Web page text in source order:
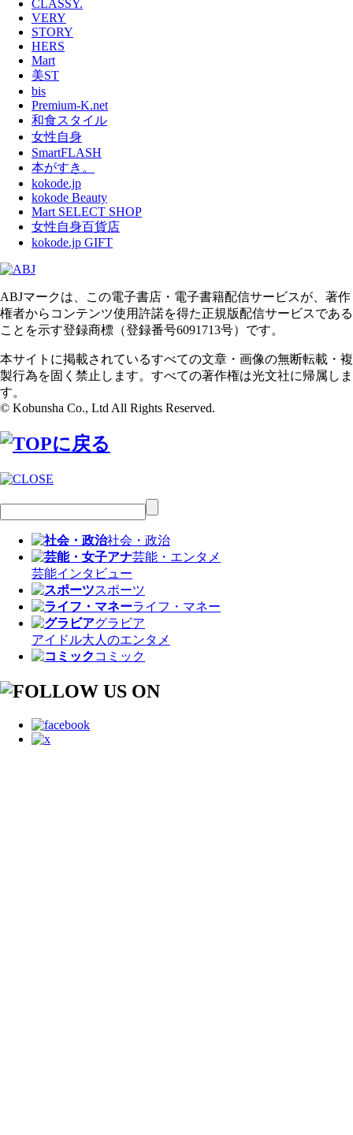
CLASSY.
VERY
STORY
HERS
Mart
美ST
bis
Premium-K.net
和食スタイル
女性自身
SmartFLASH
本がすき。
kokode.jp
kokode Beauty
Mart SELECT SHOP
女性自身百貨店
kokode.jp GIFT
ABJマークは、この電子書店・電子書籍配信サービスが、著作
権者からコンテンツ使用許諾を得た正規版配信サービスである
ことを示す登録商標（登録番号6091713号）です。
本サイトに掲載されているすべての文章・画像の無断転載・複
製行為を固く禁止します。すべての著作権は光文社に帰属しま
す。
© Kobunsha Co., Ltd All Rights Reserved.
社会・政治
芸能・エンタメ
芸能インタビュー
スポーツ
ライフ・マネー
グラビア
アイドル大人のエンタメ
コミック